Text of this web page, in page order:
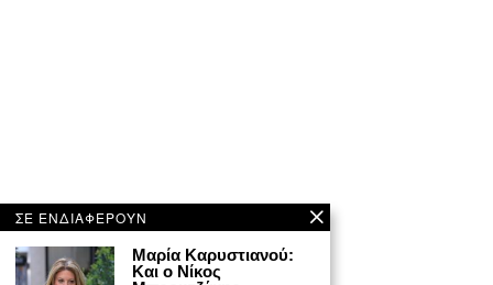
ΣΕ ΕΝΔΙΑΦΕΡΟΥΝ
Μαρία Καρυστιανού:
Και ο Νίκος